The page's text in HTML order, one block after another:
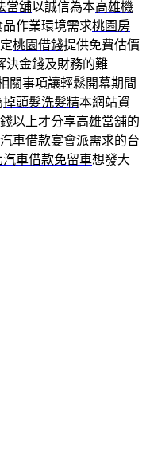
當舖以誠信為本高雄機
品作業環境需求桃園房
桃園借錢提供免費估價
決金錢及財務的難
關事項讓輕鬆開幕期間
掉頭髮洗髮精本網站資
以上才分享高雄當舖的
車借款宴會派需求的台
汽車借款免留車想發大